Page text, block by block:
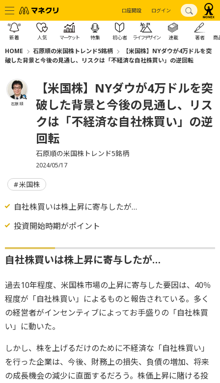
口座開設 ログイン
新着 人気 マーケット 特集 初心者 ライフデザイン 連載 著者 商
HOME 石原順の米国株トレンド5銘柄
【米国株】NYダウが4万ドルを突
破した背景と今後の見通し、リスクは「不経済な自社株買い」の逆回転
石原 順
【米国株】NYダウが4万ドルを突
破した背景と今後の見通し、リス
クは「不経済な自社株買い」の逆
回転
石原順の米国株トレンド5銘柄
2024/05/17
米国株
自社株買いは株上昇に寄与したが…
投資開始時期がポイント
自社株買いは株上昇に寄与したが…
過去10年程度、米国株市場の上昇に寄与した要因は、40％
程度が「自社株買い」によるものと報告されている。多く
の経営者がインセンティブによってお手盛りの「自社株買
い」に動いた。
しかし、株を上げるだけのために不経済な「自社株買い」
を行った企業は、今後、財務上の損失、負債の増加、将来
の成長機会の減少に直面するだろう。株価上昇に賭ける投